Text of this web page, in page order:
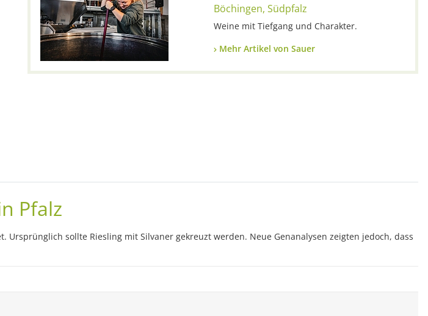
Böchingen, Südpfalz
Weine mit Tiefgang und Charakter.
Mehr Artikel von Sauer
Pfalz
sollte Riesling mit Silvaner gekreuzt werden. Neue Genanalysen zeigten jedoch, dass